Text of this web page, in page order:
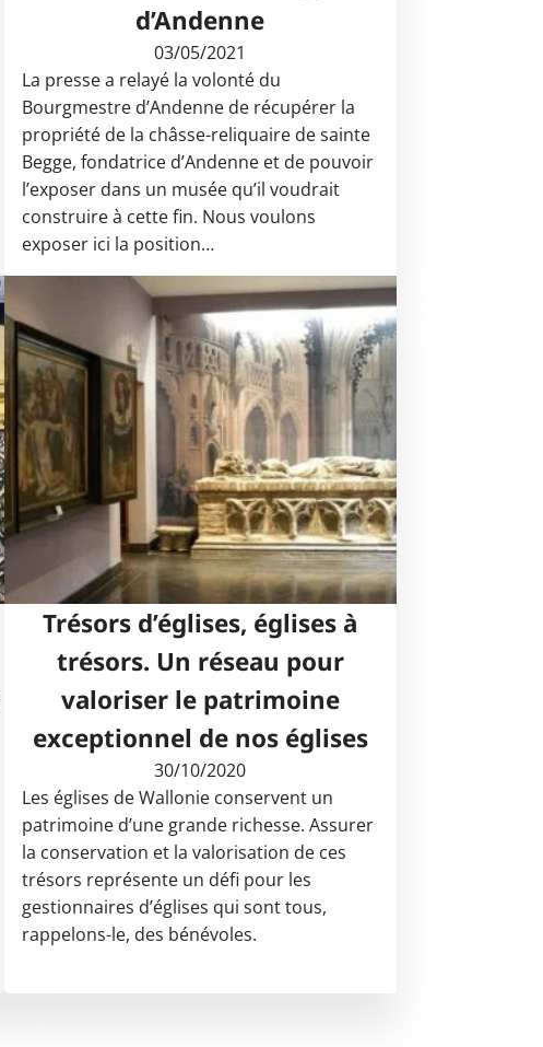
d’Andenne
03/05/2021
La presse a relayé la volonté du
Bourgmestre d’Andenne de récupérer la
propriété de la châsse-reliquaire de sainte
Begge, fondatrice d’Andenne et de pouvoir
l’exposer dans un musée qu’il voudrait
construire à cette fin. Nous voulons
exposer ici la position…
Trésors d’églises, églises à
trésors. Un réseau pour
valoriser le patrimoine
exceptionnel de nos églises
30/10/2020
Les églises de Wallonie conservent un
patrimoine d’une grande richesse. Assurer
la conservation et la valorisation de ces
trésors représente un défi pour les
gestionnaires d’églises qui sont tous,
rappelons-le, des bénévoles.